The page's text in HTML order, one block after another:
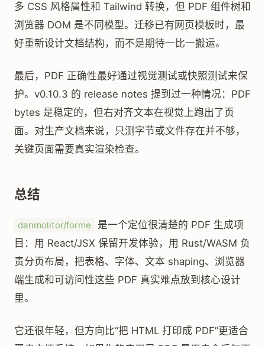
多 CSS 风格属性和 Tailwind 转换，但 PDF 组件树和
浏览器 DOM 是不同模型。迁移已有网页模板时，最
好重新设计文档结构，而不是期待一比一搬运。
最后，PDF 正确性最好通过视觉测试或快照测试来保
护。v0.10.3 的 release notes 提到过一种情况：PDF
bytes 是稳定的，但右对齐文本在视觉上跑出了页
面。对生产文档来说，只测字节或文件存在并不够，
关键页面需要真实渲染检查。
总结
danmolitor/forme
是一个定位很清楚的 PDF 生成项
目：用 React/JSX 保留开发体验，用 Rust/WASM 负
责分页布局，把表格、字体、文本 shaping、浏览器
端生成和可访问性这些 PDF 真实难点放到核心设计
里。
它还很年轻，但方向比“把 HTML 打印成 PDF”更适合